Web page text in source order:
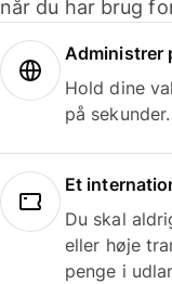
når du har brug
Administrer
Hold dine
på sekunder.
Et
Du skal
eller høje
penge i